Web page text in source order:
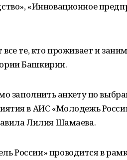
«Инновационное
те, кто проживает и
Башкирии.
заполнить анкету по
в АИС «Молодежь
Лилия Шамаева.
России» проводится в